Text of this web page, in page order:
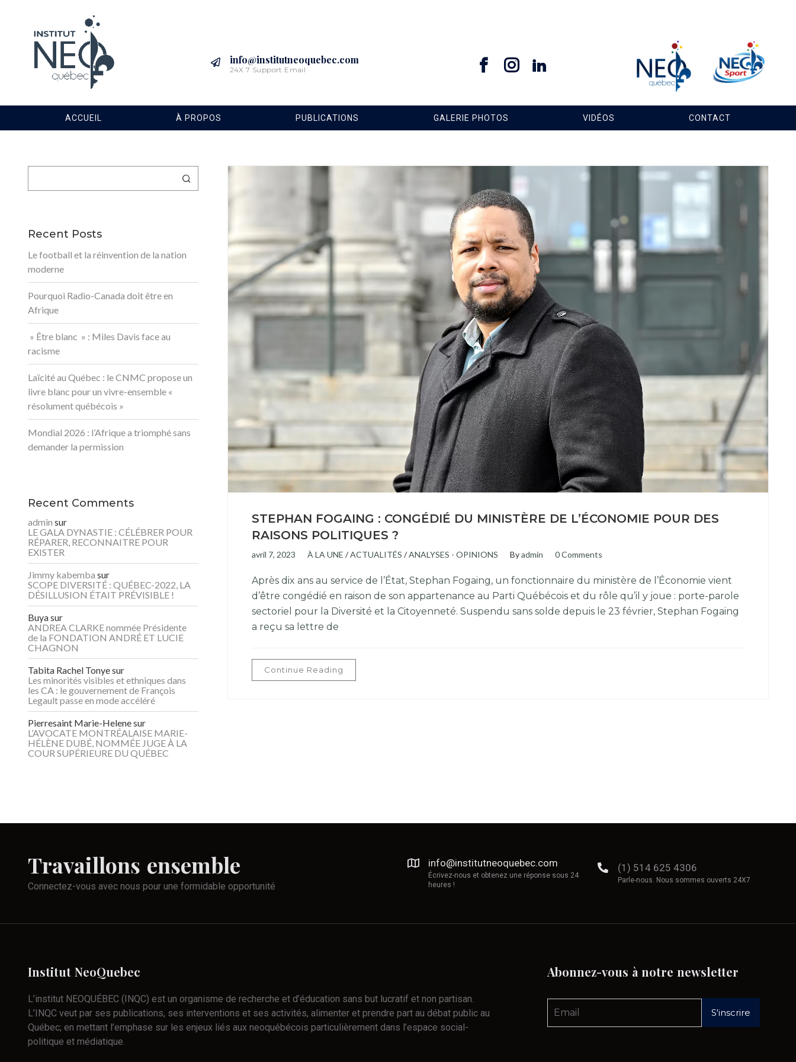
info@institutneoquebec.com
24X 7 Support Email
ACCUEIL À PROPOS PUBLICATIONS GALERIE PHOTOS VIDÉOS CONTACT
STEPHAN FOGAING : CONGÉDIÉ DU MINISTÈRE DE L’ÉCONOMIE POUR DES
RAISONS POLITIQUES ?
avril 7, 2023 À LA UNE /ACTUALITÉS /ANALYSES - OPINIONS Byadmin 0 Comments
Après dix ans au service de l’État, Stephan Fogaing, un fonctionnaire du ministère de l’Économie vient
d’être congédié en raison de son appartenance au Parti Québécois et du rôle qu’il y joue : porte-parole
sectoriel pour la Diversité et la Citoyenneté. Suspendu sans solde depuis le 23 février, Stephan Fogaing
a reçu sa lettre de
Continue Reading
Recent Posts
Le football et la réinvention de la nation
moderne
Pourquoi Radio-Canada doit être en
Afrique
» Être blanc » : Miles Davis face au
racisme
Laïcité au Québec : le CNMC propose un
livre blanc pour un vivre-ensemble «
résolument québécois »
Mondial 2026 : l’Afrique a triomphé sans
demander la permission
Recent Comments
admin sur
LE GALA DYNASTIE : CÉLÉBRER POUR
RÉPARER, RECONNAITRE POUR
EXISTER
Jimmy kabemba sur
SCOPE DIVERSITÉ : QUÉBEC-2022, LA
DÉSILLUSION ÉTAIT PRÉVISIBLE !
Buyasur
ANDREA CLARKE nommée Présidente
de la FONDATION ANDRÉ ET LUCIE
CHAGNON
Tabita Rachel Tonyesur
Les minorités visibles et ethniques dans
les CA : le gouvernement de François
Legault passe en mode accéléré
Pierresaint Marie-Helenesur
L’AVOCATE MONTRÉALAISE MARIE-
HÉLÈNE DUBÉ, NOMMÉE JUGE À LA
COUR SUPÉRIEURE DU QUÉBEC
Travaillons ensemble
Connectez-vous avec nous pour une formidable opportunité
info@institutneoquebec.com
Écrivez-nous et obtenez une réponse sous 24
heures !
(1) 514 625 4306
Parle-nous. Nous sommes ouverts 24X7
Institut NeoQuebec
L’institut NEOQUÉBEC (INQC) est un organisme de recherche et d’éducation sans but lucratif et non partisan.
L’INQC veut par ses publications, ses interventions et ses activités, alimenter et prendre part au débat public au
Québec; en mettant l’emphase sur les enjeux liés aux neoquébécois particulièrement dans l’espace social-
politique et médiatique.
Abonnez-vous à notre newsletter